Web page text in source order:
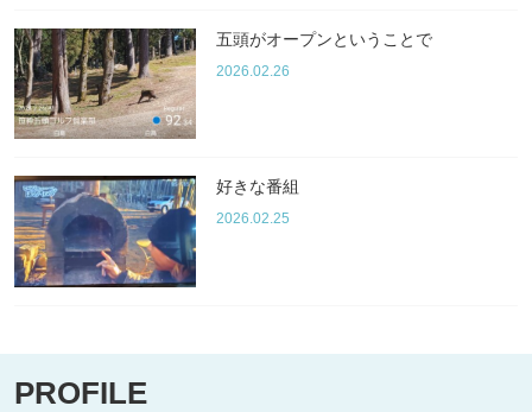
五頭がオープンということで
2026.02.26
好きな番組
2026.02.25
PROFILE